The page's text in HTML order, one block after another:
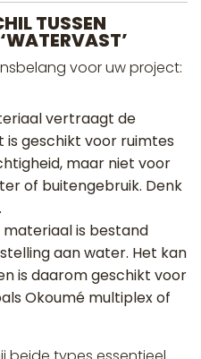
TUSSEN
voor uw project:
vertraagt de
geschikt voor ruimtes
maar niet voor
of buitengebruik. Denk
materiaal is bestand
aan water. Het kan
is daarom geschikt voor
Okoumé multiplex of